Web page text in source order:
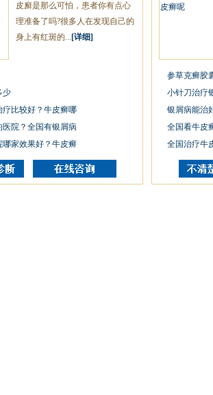
皮廯是那么可怕，患者你有点心
理准备了吗?很多人在发现自己的
身上有红斑的... [详细]
少
比较好？牛皮癣哪
院？全国有银屑病
家效果好？牛皮癣
参草克癣胶
小针刀治疗
银屑病能治
全国看牛皮
全国治疗牛